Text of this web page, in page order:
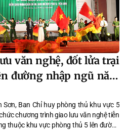
đơn vị bầu cử số 2 cùng đông đảo cử
Đồng Chằm, Phú Thịnh.
văn nghệ, đốt lửa trại
đường nhập ngũ năm
Ban Chỉ huy phòng thủ khu vực 5
chương trình giao lưu văn nghệ tiễn
thuộc khu vực phòng thủ 5 lên đường